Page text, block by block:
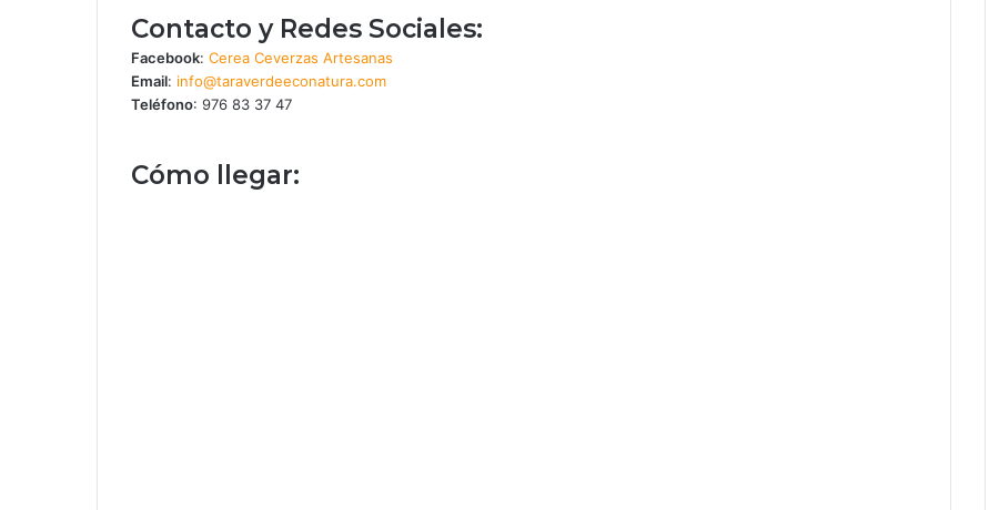
Contacto y Redes Sociales:
Facebook: Cerea Ceverzas Artesanas
Email: info@taraverdeeconatura.com
Teléfono: 976 83 37 47
Cómo llegar: